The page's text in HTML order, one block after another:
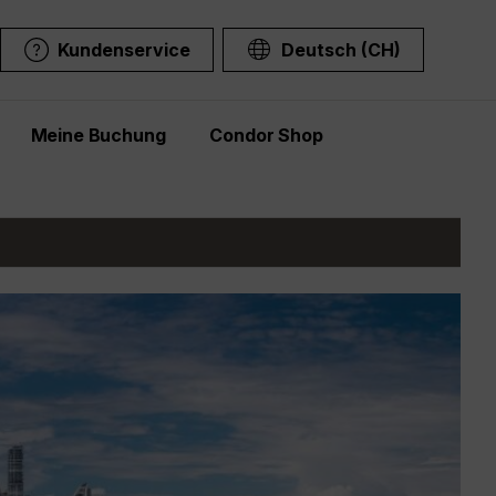
Kundenservice Deutsch (CH)
Meine Buchung Condor Shop